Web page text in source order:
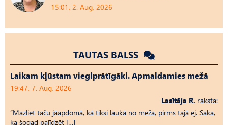
15:01, 2. Aug, 2026
TAUTAS BALSS
Laikam kļūstam vieglprātīgāki. Apmaldamies mežā
19:47, 7. Aug, 2026
Lasītāja R. raksta:
“Mazliet taču jāapdomā, kā tiksi laukā no meža, pirms tajā ej. Saka,
ka šogad palīdzēt […]